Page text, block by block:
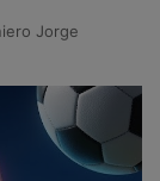
Jorge